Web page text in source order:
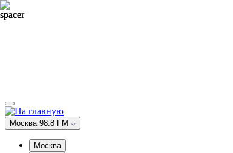
Москва 98.8 FM
Москва